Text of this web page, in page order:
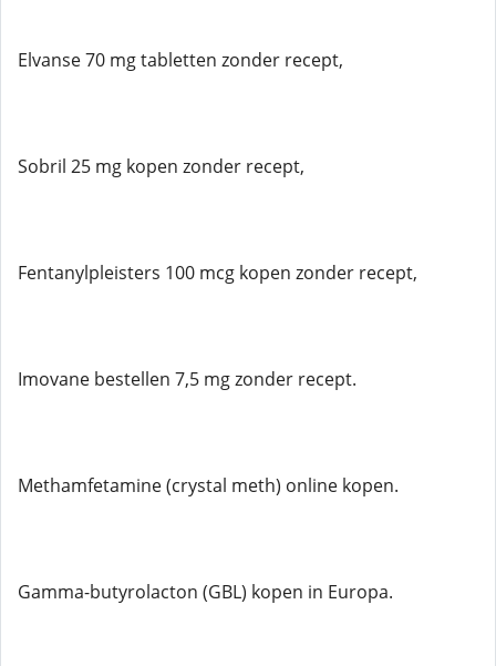
Elvanse 70 mg tabletten zonder recept,
Sobril 25 mg kopen zonder recept,
Fentanylpleisters 100 mcg kopen zonder recept,
Imovane bestellen 7,5 mg zonder recept.
Methamfetamine (crystal meth) online kopen.
Gamma-butyrolacton (GBL) kopen in Europa.